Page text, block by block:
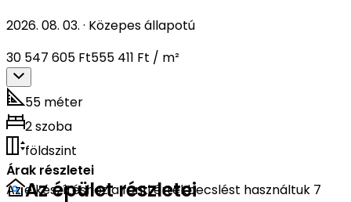
2026. 08. 03. · Közepes állapotú
30 547 605 Ft555 411 Ft / m²
55 méter
2 szoba
földszint
Árak részletei
Az elkészítéshez a fenti értékbecslést használtuk 7
Az épület részletei